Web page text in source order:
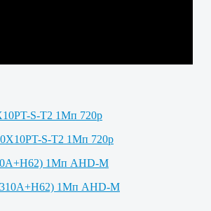
S-T2 1Мп 720p
1Мп AHD-M